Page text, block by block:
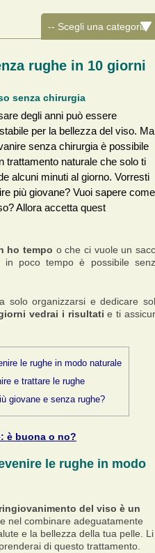
rughe in 10 giorni
senza chirurgia
degli anni può essere
per la bellezza del viso. Ma
senza chirurgia è possibile
trattamento naturale che solo ti
alcuni minuti al giorno. Vorresti
più giovane? Vuoi sapere come
Allora accetta quest
ho tempo o che ci vuole un
in poco tempo è possibile
solo organizzarsi e dedicare
vedrai i risultati e ti
le rughe in modo naturale
e trattare le rughe
giovane e senza rughe?
è buona o no?
le rughe in modo
del viso è un
nel combinare adeguatamente
e la bellezza della tua pelle. Li
di questo trattamento.